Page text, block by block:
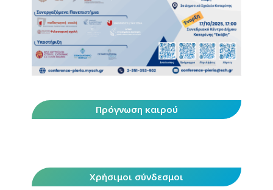
Πρόγνωση καιρού
Χρήσιμοι σύνδεσμοι